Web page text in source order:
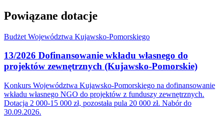
Powiązane dotacje
Budżet Województwa Kujawsko-Pomorskiego
13/2026 Dofinansowanie wkładu własnego do
projektów zewnętrznych (Kujawsko-Pomorskie)
Konkurs Województwa Kujawsko-Pomorskiego na dofinansowanie
wkładu własnego NGO do projektów z funduszy zewnętrznych.
Dotacja 2 000-15 000 zł, pozostała pula 20 000 zł. Nabór do
30.09.2026.